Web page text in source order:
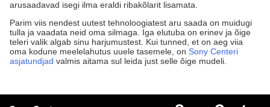
arusaadavad isegi ilma eraldi ribakõlarit lisamata.
Parim viis nendest uutest tehnoloogiatest aru saada on muidugi
tulla ja vaadata neid oma silmaga. Iga elutuba on erinev ja õige
teleri valik algab sinu harjumustest. Kui tunned, et on aeg viia
oma kodune meelelahutus uuele tasemele, on Sony Centeri
asjatundjad valmis aitama sul leida just selle õige mudeli.